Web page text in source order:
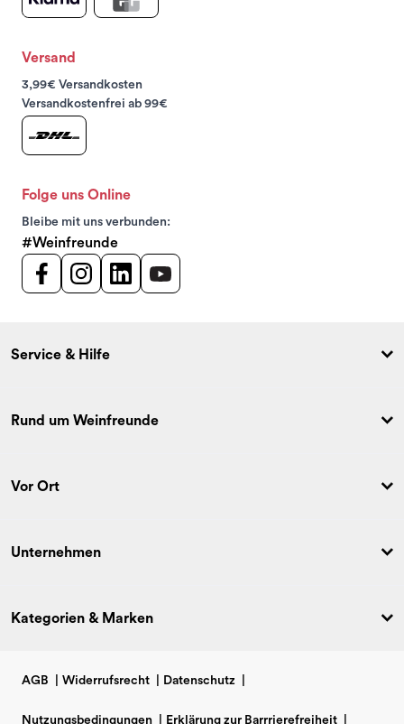
Versand
3,99€ Versandkosten
Versandkostenfrei ab 99€
Folge uns Online
Bleibe mit uns verbunden:
#Weinfreunde
Service & Hilfe
Rund um Weinfreunde
Vor Ort
Unternehmen
Kategorien & Marken
AGB Widerrufsrecht Datenschutz
Nutzungsbedingungen Erklärung zur Barrrierefreiheit